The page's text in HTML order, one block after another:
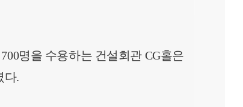
명을 수용하는 건설회관 CG홀은
다.